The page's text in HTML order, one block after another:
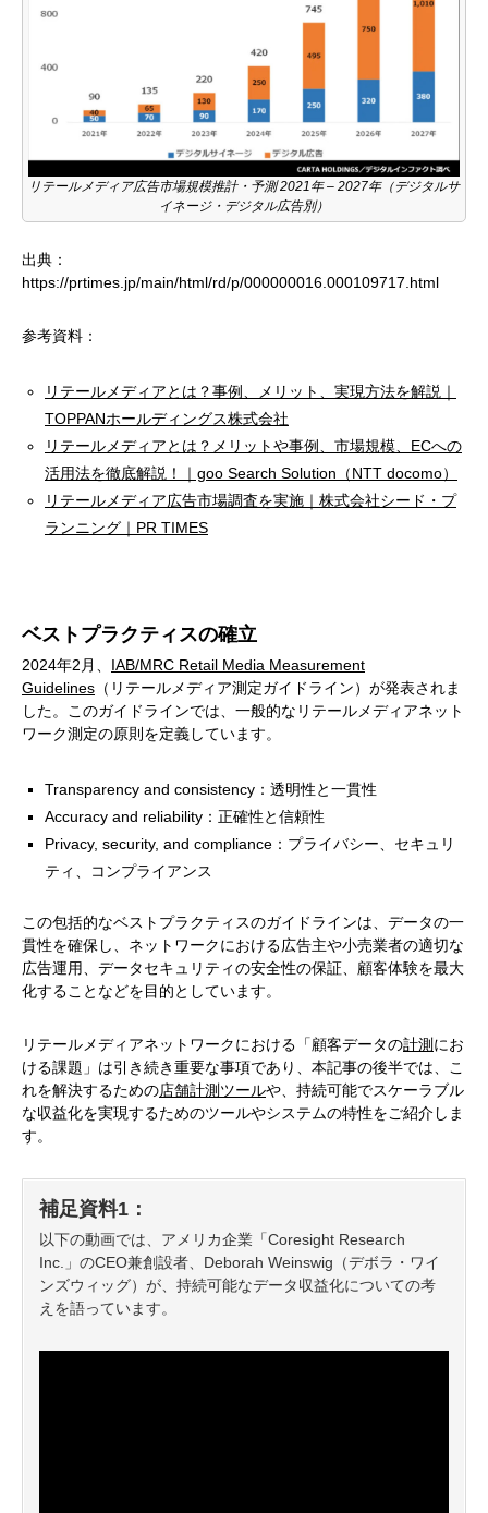
リテールメディア広告市場規模推計・予測 2021年 – 2027年（デジタルサ
イネージ・デジタル広告別）
出典：
https://prtimes.jp/main/html/rd/p/000000016.000109717.html
参考資料：
リテールメディアとは？事例、メリット、実現方法を解説｜
TOPPANホールディングス株式会社
リテールメディアとは？メリットや事例、市場規模、ECへの
活用法を徹底解説！｜goo Search Solution（NTT docomo）
リテールメディア広告市場調査を実施｜株式会社シード・プ
ランニング｜PR TIMES
ベストプラクティスの確立
2024年2月、 IAB/MRC Retail Media Measurement
Guidelines （リテールメディア測定ガイドライン）が発表されま
した。このガイドラインでは、一般的なリテールメディアネット
ワーク測定の原則を定義しています。
Transparency and consistency：透明性と一貫性
Accuracy and reliability：正確性と信頼性
Privacy, security, and compliance：プライバシー、セキュリ
ティ、コンプライアンス
この包括的なベストプラクティスのガイドラインは、データの一
貫性を確保し、ネットワークにおける広告主や小売業者の適切な
広告運用、データセキュリティの安全性の保証、顧客体験を最大
化することなどを目的としています。
リテールメディアネットワークにおける「顧客データの計測 にお
ける課題」は引き続き重要な事項であり、本記事の後半では、こ
れを解決するための店舗計測ツールや、持続可能でスケーラブル
な収益化を実現するためのツールやシステムの特性をご紹介しま
す。
補足資料1：
以下の動画では、アメリカ企業「Coresight Research
Inc.」のCEO兼創設者、Deborah Weinswig（デボラ・ワイ
ンズウィッグ）が、持続可能なデータ収益化についての考
えを語っています。